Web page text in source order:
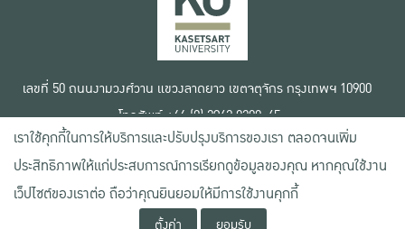
เลขที่ 50 ถนนงามวงศ์วาน แขวงลาดยาว เขตจตุจักร กรุงเทพฯ 10900
โทรศัพท์ +66 (0) 2942 8200-45
สงวนลิขสิทธิ์ © 2020 มหาวิทยาลัยเกษตรศาสตร์
เงื่อนไขการใช้งานเว็บไซต์
ข้อตกลงด้านสิทธิ์ใช้งาน
นโยบายความเป็นส่วนตัว
เราใช้คุกกี้ในการให้บริการและปรับปรุงบริการของเรา ตลอดจนเพิ่ม
ประสิทธิภาพให้แก่ประสบการณ์การเรียกดูข้อมูลของคุณ หากคุณใช้งาน
เว็ปไซต์ของเราต่อ ถือว่าคุณยินยอมให้มีการใช้งานคุกกี้